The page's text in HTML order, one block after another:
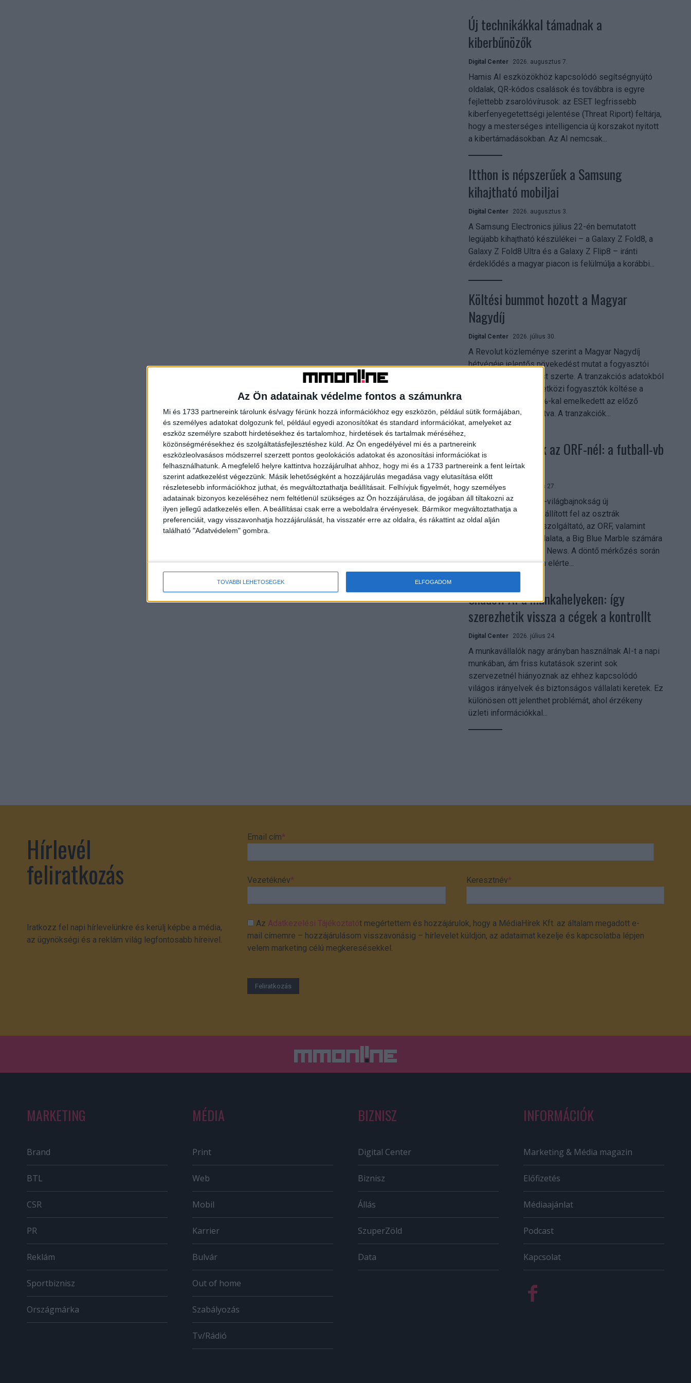
Az Ön adatainak védelme fontos a számunkra
Mi és 1733 partnereink tárolunk és/vagy férünk hozzá információkhoz egy eszközön, például sütik formájában,
és személyes adatokat dolgozunk fel, például egyedi azonosítókat és standard információkat, amelyeket az
eszköz személyre szabott hirdetésekhez és tartalomhoz, hirdetések és tartalmak méréséhez,
közönségmérésekhez és szolgáltatásfejlesztéshez küld. Az Ön engedélyével mi és a partnereink
eszközleolvasásos módszerrel szerzett pontos geolokációs adatokat és azonosítási információkat is
felhasználhatunk. A megfelelő helyre kattintva hozzájárulhat ahhoz, hogy mi és a 1733 partnereink a fent leírtak
szerint adatkezelést végezzünk. Másik lehetőségként a hozzájárulás megadása vagy elutasítása előtt
részletesebb információkhoz juthat, és megváltoztathatja beállításait. Felhívjuk figyelmét, hogy személyes
adatainak bizonyos kezeléséhez nem feltétlenül szükséges az Ön hozzájárulása, de jogában áll tiltakozni az
ilyen jellegű adatkezelés ellen. A beállításai csak erre a weboldalra érvényesek. Bármikor megváltoztathatja a
preferenciáit, vagy visszavonhatja hozzájárulását, ha visszatér erre az oldalra, és rákattint az oldal alján
található "Adatvédelem" gombra.
TOVÁBBI LEHETŐSÉGEK ELFOGADOM
Új technikákkal támadnak a
kiberbűnözők
Digital Center 2026. augusztus 7.
Hamis AI eszközökhöz kapcsolódó segítségnyújtó
oldalak, QR-kódos csalások és továbbra is egyre
fejlettebb zsarolóvírusok: az ESET legfrissebb
kiberfenyegetettségi jelentése (Threat Riport) feltárja,
hogy a mesterséges intelligencia új korszakot nyitott
a kibertámadásokban. Az AI nemcsak...
Itthon is népszerűek a Samsung
kihajtható mobiljai
Digital Center 2026. augusztus 3.
A Samsung Electronics július 22-én bemutatott
legújabb kihajtható készülékei – a Galaxy Z Fold8, a
Galaxy Z Fold8 Ultra és a Galaxy Z Flip8 – iránti
érdeklődés a magyar piacon is felülmúlja a korábbi...
Költési bummot hozott a Magyar
Nagydíj
Digital Center 2026. július 30.
A Revolut közleménye szerint a Magyar Nagydíj
hétvégéje jelentős növekedést mutat a fogyasztói
aktivitásban Budapest szerte. A tranzakciós adatokból
kiderül, hogy a nemzetközi fogyasztók költése a
versenyhétvégén 26%-kal emelkedett az előző
hétvégéhez viszonyítva. A tranzakciók...
Rekordok dőltek az ORF-nél: a futball-vb
mindent vitt
Digital Center 2026. július 27.
A 2026-os labdarúgó-világbajnokság új
streamingrekordokat állított fel az osztrák
közszolgálati műsorszolgáltató, az ORF, valamint
technológiai leányvállalata, a Big Blue Marble számára
– írja a Broadband TV News. A döntő mérkőzés során
az átlagos nézőszám elérte...
Shadow AI a munkahelyeken: így
szerezhetik vissza a cégek a kontrollt
Digital Center 2026. július 24.
A munkavállalók nagy arányban használnak AI-t a napi
munkában, ám friss kutatások szerint sok
szervezetnél hiányoznak az ehhez kapcsolódó
világos irányelvek és biztonságos vállalati keretek. Ez
különösen ott jelenthet problémát, ahol érzékeny
üzleti információkkal...
Hírlevél
feliratkozás
Iratkozz fel napi hírlevelünkre és kerülj képbe a média,
az ügynökségi és a reklám világ legfontosabb híreivel.
Email cím*
Vezetéknév* Keresztnév*
AzAdatkezelési Tájékoztatót megértettem és hozzájárulok, hogy a MédiaHírek Kft. az általam megadott e-
mail címemre – hozzájárulásom visszavonásig – hírlevelet küldjön, az adataimat kezelje és kapcsolatba lépjen
velem marketing célú megkeresésekkel.
MARKETING
Brand
BTL
CSR
PR
Reklám
Sportbiznisz
Országmárka
MÉDIA
Print
Web
Mobil
Karrier
Bulvár
Out of home
Szabályozás
Tv/Rádió
BIZNISZ
Digital Center
Biznisz
Állás
SzuperZöld
Data
INFORMÁCIÓK
Marketing & Média magazin
Előfizetés
Médiaajánlat
Podcast
Kapcsolat